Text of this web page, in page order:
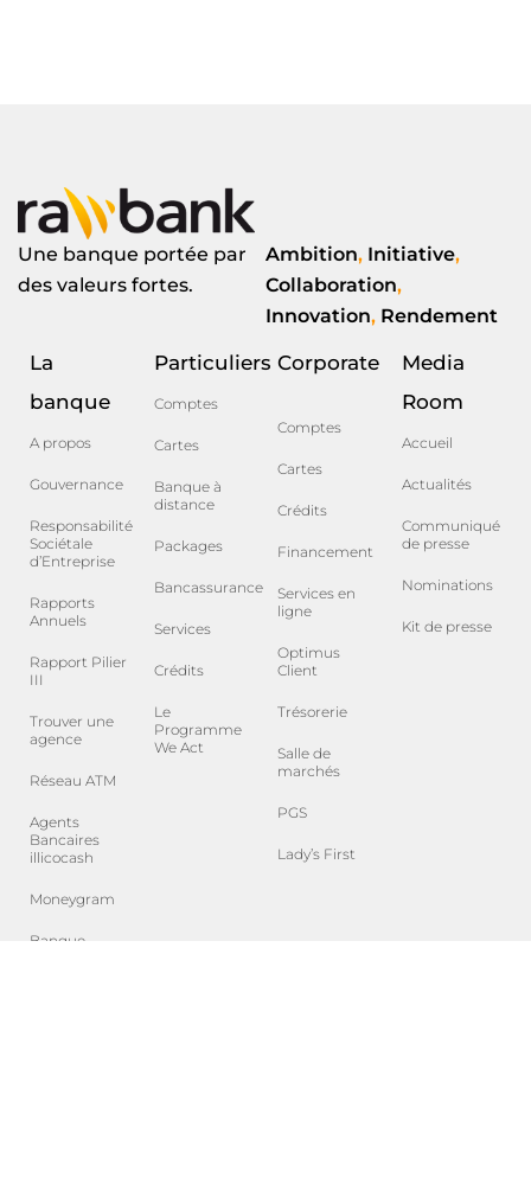
Une banque portée par
des valeurs fortes.
Ambition, Initiative,
Collaboration,
Innovation, Rendement
La
banque
A propos
Gouvernance
Responsabilité
Sociétale
d’Entreprise
Rapports
Annuels
Rapport Pilier
III
Trouver une
agence
Réseau ATM
Agents
Bancaires
illicocash
Moneygram
Banque
Particuliers
Comptes
Cartes
Banque à
distance
Packages
Bancassurance
Services
Crédits
Le
Programme
We Act
Corporate
Comptes
Cartes
Crédits
Financement
Services en
ligne
Optimus
Client
Trésorerie
Salle de
marchés
PGS
Lady’s First
Media
Room
Accueil
Actualités
Communiqué
de presse
Nominations
Kit de presse